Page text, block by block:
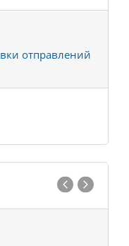
отправлений